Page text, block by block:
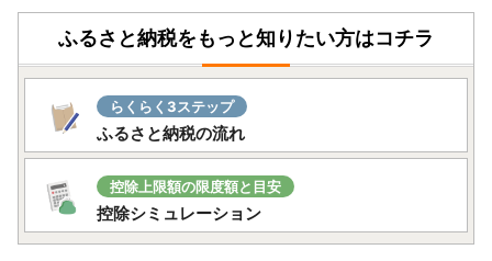
ふるさと納税をもっと知りたい方はコチラ
らくらく3ステップ
ふるさと納税の流れ
控除上限額の限度額と目安
控除シミュレーション